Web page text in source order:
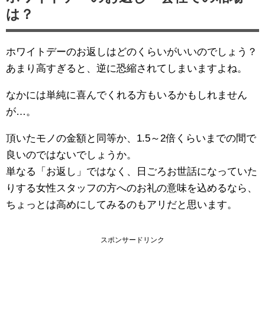
は？
ホワイトデーのお返しはどのくらいがいいのでしょう？
あまり高すぎると、逆に恐縮されてしまいますよね。
なかには単純に喜んでくれる方もいるかもしれません
が…。
頂いたモノの金額と同等か、1.5～2倍くらいまでの間で
良いのではないでしょうか。
単なる「お返し」ではなく、日ごろお世話になっていた
りする女性スタッフの方へのお礼の意味を込めるなら、
ちょっとは高めにしてみるのもアリだと思います。
スポンサードリンク